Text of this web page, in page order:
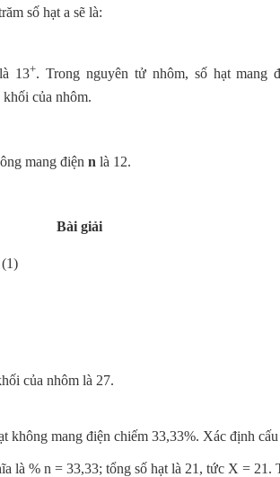
số hạt a sẽ là:
13+. Trong nguyên tử nhôm, số hạt mang
của nhôm.
mang điện n là 12.
Bài giải
của nhôm là 27.
không mang điện chiếm 33,33%. Xác định
là % n = 33,33; tổng số hạt là 21, tức X = 21.